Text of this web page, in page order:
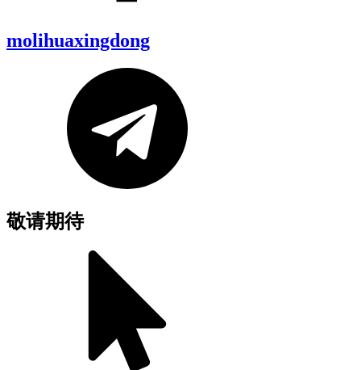
molihuaxingdong
敬请期待